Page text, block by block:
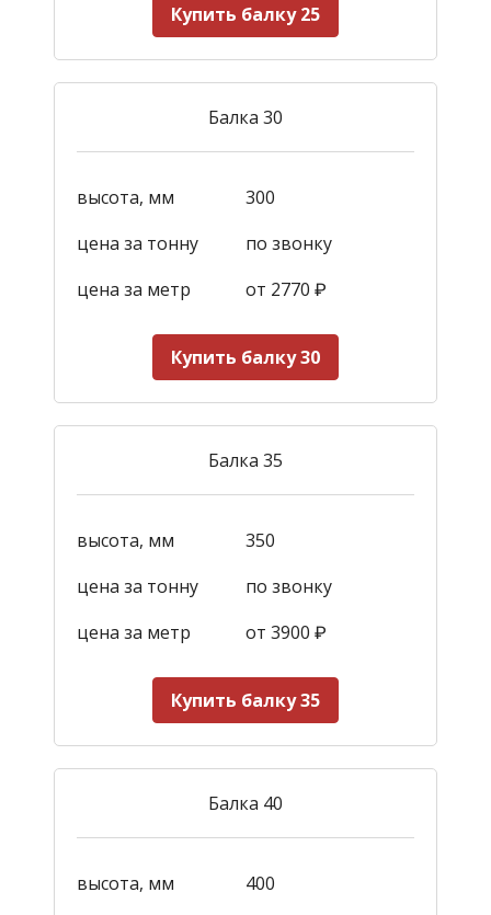
Купить балку 25
Балка 30
высота, мм
300
цена за тонну
по звонку
цена за метр
от 2770 ₽
Купить балку 30
Балка 35
высота, мм
350
цена за тонну
по звонку
цена за метр
от 3900 ₽
Купить балку 35
Балка 40
высота, мм 400